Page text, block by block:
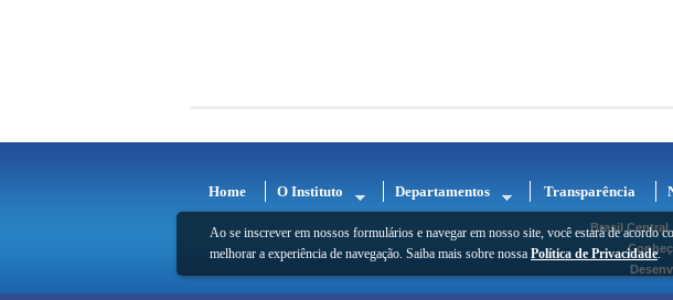
Ao se inscrever em nossos formulários e navegar em nosso site, você estará de acordo
melhorar a experiência de navegação. Saiba mais sobre nossa Política de Privacidade.
Home O Instituto Departamentos Transparência
Brasil Central